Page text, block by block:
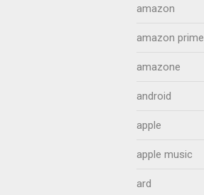
amazon
amazon prime
amazone
android
apple
apple music
ard